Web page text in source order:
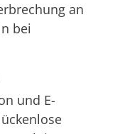
an
bei
und E-